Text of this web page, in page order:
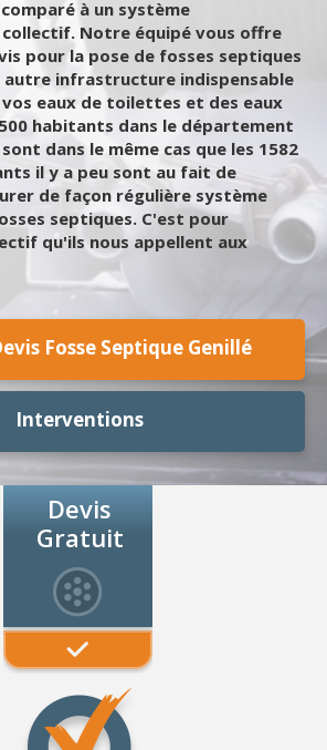
à un système
collectif. Notre équipé vous offre
pour la pose de fosses septiques
infrastructure indispensable
eaux de toilettes et des eaux
habitants dans le département
dans le même cas que les 1582
il y a peu sont au fait de
de façon régulière système
septiques. C'est pour
qu'ils nous appellent aux
Fosse Septique Genillé
Interventions
Devis
Gratuit